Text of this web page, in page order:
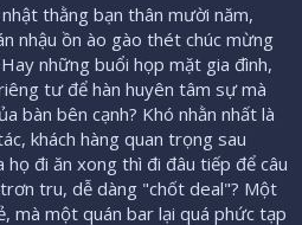
thằng bạn thân mười năm,
nhậu ồn ào gào thét chúc mừng
những buổi họp mặt gia đình,
tư để hàn huyên tâm sự mà
bàn bên cạnh? Khó nhằn nhất là
khách hàng quan trọng sau
đi ăn xong thì đi đâu tiếp để câu
tru, dễ dàng "chốt deal"? Một
mà một quán bar lại quá phức tạp